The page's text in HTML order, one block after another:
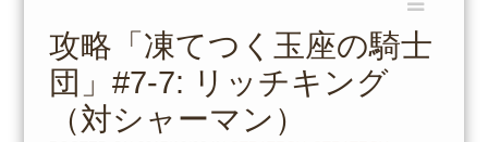
content
攻略「凍てつく玉座の騎士
団」#7-7: リッチキング
（対シャーマン）